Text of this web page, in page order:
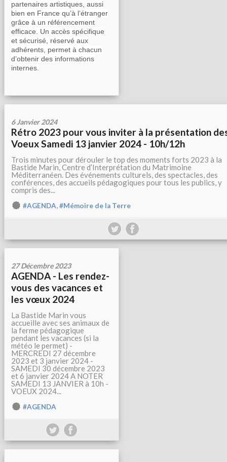
partenaires artistiques, aussi
bien en France qu’à l’étranger
grâce à un référencement
efficace. Un accès spécifique
et sécurisé, réservé aux
adhérents, permet à chacun
d’obtenir des informations
internes.
6 Janvier 2024
Rétro 2023 pour vous inviter à la présentation
Voeux Samedi 13 janvier 2024 - 10h/12h
Trois minutes pour dérouler le top des moments forts 2023 à la
Bastide Marin, Centre d’Interprétation du Matrimoine
Méditerranéen. Des événements culturels, des spectacles, des
conférences, des accueils pédagogiques pour tous les publics, y
compris des...
#AGENDA,#Mémoire de la Terre
27 Décembre 2023
AGENDA - Les rendez-
vous des vacances et
les vœux 2024
La Bastide Marin vous
accueille avec ses animaux de
la ferme pédagogique
pendant les vacances (si la
météo le permet) -
MERCREDI 27 décembre
2023 et 3 janvier 2024 -
SAMEDI 30 décembre 2023
et 6 janvier 2024 A NOTER
SAMEDI 13 JANVIER à 10h -
VOEUX 2024...
#AGENDA